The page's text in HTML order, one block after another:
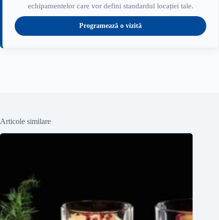
echipamentelor care vor defini standardul locației tale.
Programează o vizită
Articole similare